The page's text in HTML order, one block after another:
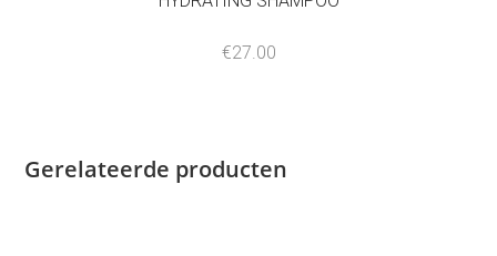
€27.00
Gerelateerde producten